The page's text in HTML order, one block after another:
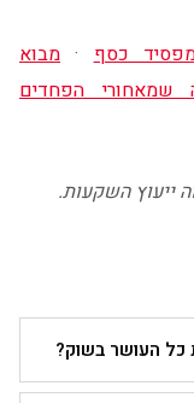
כסף· מבוא
שמאחורי הפחדים
ייעוץ השקעות.
כל העושר בשוק?